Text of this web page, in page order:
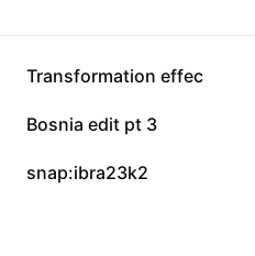
the package best
trending balayage
maintenance.
between visits.
and experience why
hair styling.
28,9 k
Transformation effec
1,1 k
Bosnia edit pt 3
2
snap:ibra23k2